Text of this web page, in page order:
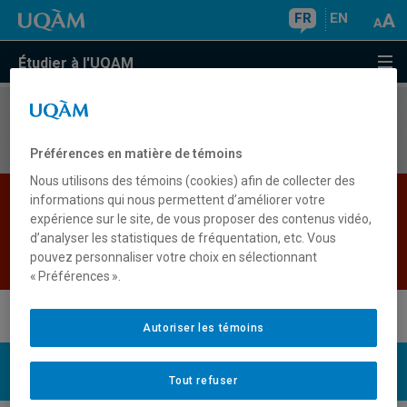
FR EN
Étudier à l'UQAM
Aucun résultat
Les bases de données institutionnelles sont
indisponibles pour le moment. Veuillez
réessayer plus tard.
Retour
UQAM
Préférences en matière de témoins
Nous utilisons des témoins (cookies) afin de collecter des
informations qui nous permettent d’améliorer votre
expérience sur le site, de vous proposer des contenus vidéo,
d’analyser les statistiques de fréquentation, etc. Vous
pouvez personnaliser votre choix en sélectionnant
« Préférences ».
Tout refuser
Autoriser les témoins